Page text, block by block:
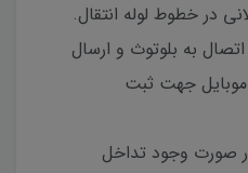
در خطوط لوله انتقال.
به بلوتوث و ارسال
موبایل جهت ثبت
صورت وجود تداخل